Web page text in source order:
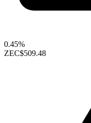
0.45%
ZEC$509.48